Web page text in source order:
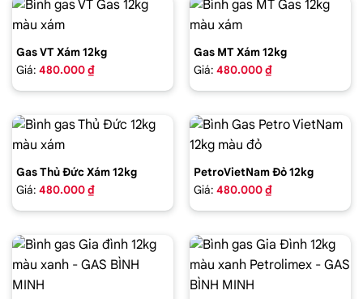
Gas VT Xám 12kg
Giá: 480.000 ₫
Gas MT Xám 12kg
Giá: 480.000 ₫
Gas Thủ Đức Xám 12kg
Giá: 480.000 ₫
PetroVietNam Đỏ 12kg
Giá: 480.000 ₫